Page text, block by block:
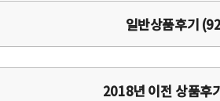
일반상품후기
2018년 이전 상품후